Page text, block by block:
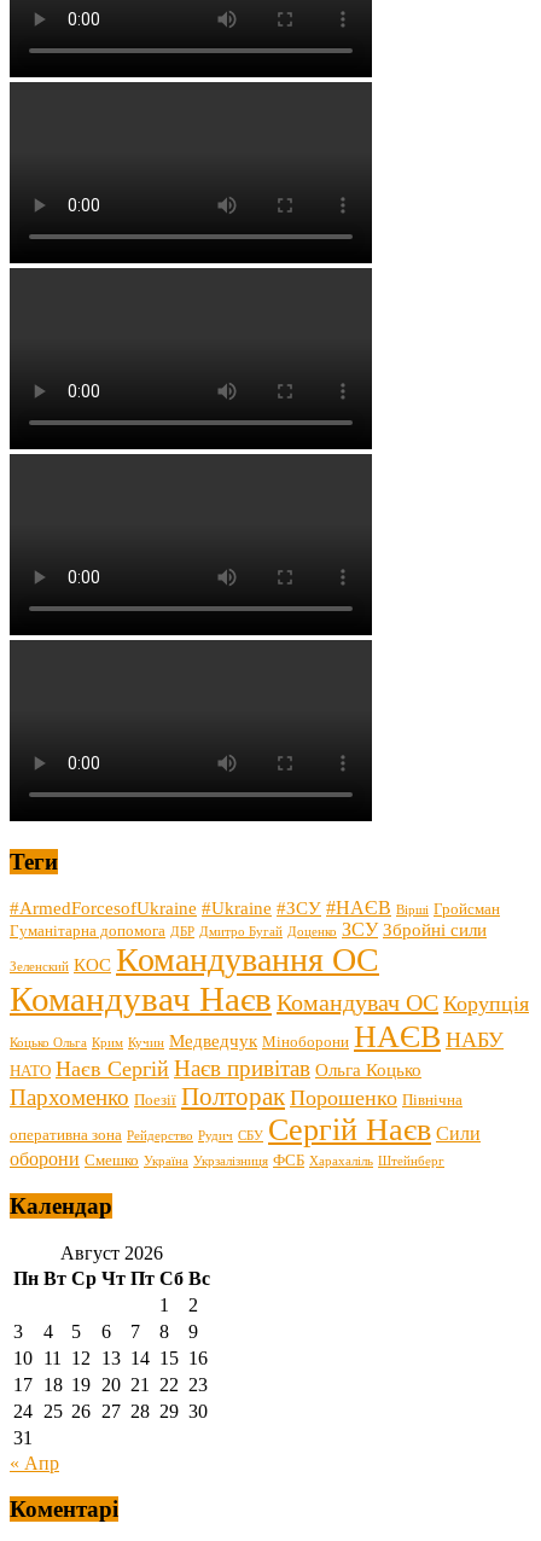
Теги
#ArmedForcesofUkraine #Ukraine #ЗСУ #НАЄВ Вірші Гройсман
Гуманітарна допомога ДБР Дмитро Бугай Доценко ЗСУ Збройні сили
Зеленский КОС Командування ОС
Командувач Наєв Командувач ОС Корупція
Коцько Ольга Крим Кучин Медведчук Міноборони НАЄВ НАБУ
НАТО Наєв Сергій Наєв привітав Ольга Коцько
Пархоменко Поезії Полторак Порошенко Північна
оперативна зона Рейдерство Рудич СБУ Сергій Наєв Сили
оборони Смешко Україна Укрзалізниця ФСБ Харахаліль Штейнберг
Календар
Август 2026
Пн Вт Ср Чт Пт Сб Вс
1
2
3
4 5 6 7 8
9
10 11 12 13 14 15 16
17 18 19 20 21 22 23
24 25 26 27 28 29 30
31
« Апр
Коментарі